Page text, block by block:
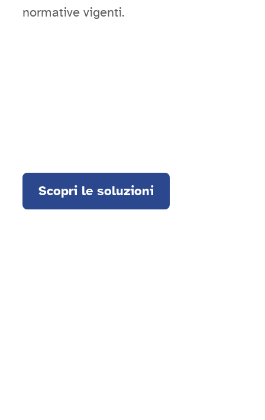
normative vigenti.
Scopri le soluzioni